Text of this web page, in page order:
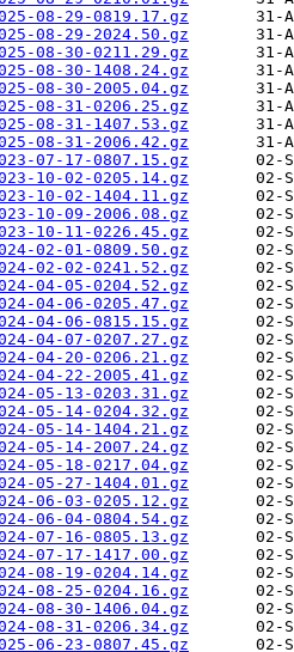
08-29-0819.17.gz
08-29-2024.50.gz
08-30-0211.29.gz
08-30-1408.24.gz
08-30-2005.04.gz
08-31-0206.25.gz
08-31-1407.53.gz
08-31-2006.42.gz
07-17-0807.15.gz
10-02-0205.14.gz
10-02-1404.11.gz
10-09-2006.08.gz
10-11-0226.45.gz
02-01-0809.50.gz
02-02-0241.52.gz
04-05-0204.52.gz
04-06-0205.47.gz
04-06-0815.15.gz
04-07-0207.27.gz
04-20-0206.21.gz
04-22-2005.41.gz
05-13-0203.31.gz
05-14-0204.32.gz
05-14-1404.21.gz
05-14-2007.24.gz
05-18-0217.04.gz
05-27-1404.01.gz
06-03-0205.12.gz
06-04-0804.54.gz
07-16-0805.13.gz
07-17-1417.00.gz
08-19-0204.14.gz
08-25-0204.16.gz
08-30-1406.04.gz
08-31-0206.34.gz
06-23-0807.45.gz